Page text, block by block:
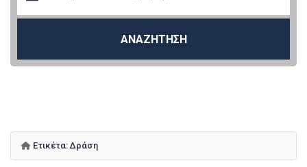
ΑΝΑΖΗΤΗΣΗ
Ετικέτα: Δράση